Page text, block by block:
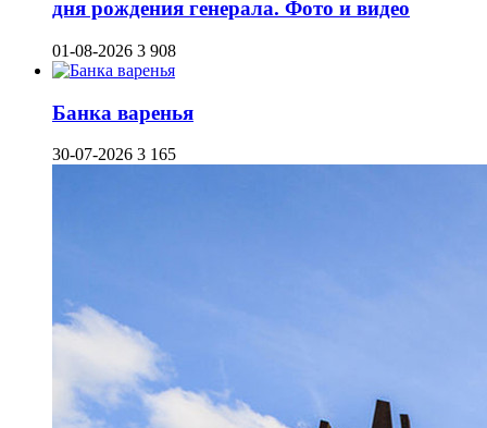
дня рождения генерала. Фото и видео
01-08-2026 3 908
Банка варенья
30-07-2026 3 165